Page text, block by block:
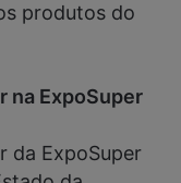
produtos do
na ExpoSuper
da ExpoSuper